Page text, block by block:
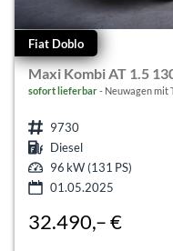
Fiat Doblo
Maxi Kombi AT 1.5
sofort lieferbar Neuwagen mit
9730
Diesel
96 kW (131 PS)
01.05.2025
32.490,– €